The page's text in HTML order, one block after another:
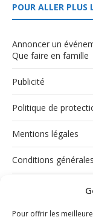
Pour offrir les
POUR ALLER PLUS
Annoncer un
Que faire en famille
Publicité
Politique de
Mentions légales
Conditions générales
Politique de cookies